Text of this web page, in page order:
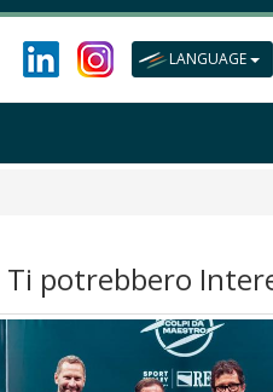
LANGUAGE
Ti potrebbero